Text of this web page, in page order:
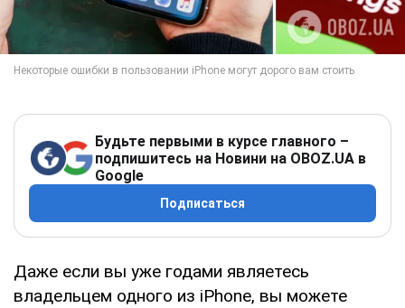
Будьте первыми в курсе главного –
подпишитесь на Новини на OBOZ.UA в
Google
Подписаться
Даже если вы уже годами являетесь
владельцем одного из iPhone, вы можете